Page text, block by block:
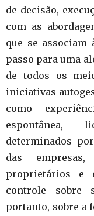
de decisão,
com as
que se
passo para uma
de todos os
iniciativas
como
espontânea,
determinados
das
proprietários e
controle sobre
portanto, sobre a